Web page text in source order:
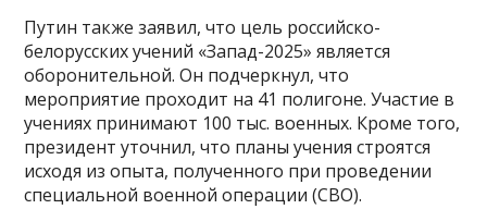
Путин также заявил, что цель российско-
белорусских учений «Запад-2025» является
оборонительной. Он подчеркнул, что
мероприятие проходит на 41 полигоне. Участие в
учениях принимают 100 тыс. военных. Кроме того,
президент уточнил, что планы учения строятся
исходя из опыта, полученного при проведении
специальной военной операции (СВО).